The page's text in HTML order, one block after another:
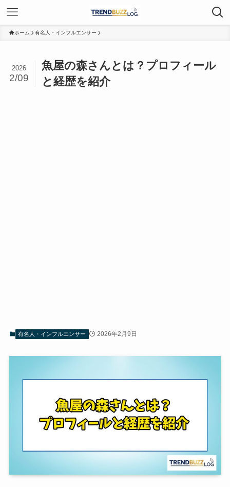
ホーム 有名人・インフルエンサー
魚屋の森さんとは？プロフィール
と経歴を紹介
2026
2/09
有名人・インフルエンサー 2026年2月9日